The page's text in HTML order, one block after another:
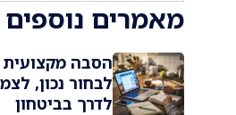
מאמרים נוספים
הסבה
לבחור נכון,
לדרך בביטחון